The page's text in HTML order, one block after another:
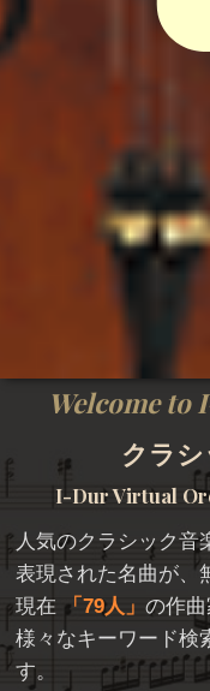
Welcome
クラシ
I-Dur Virtual
人気のクラシック音
表現された名曲が、
現在
79人 の作
様々なキーワード検
す。